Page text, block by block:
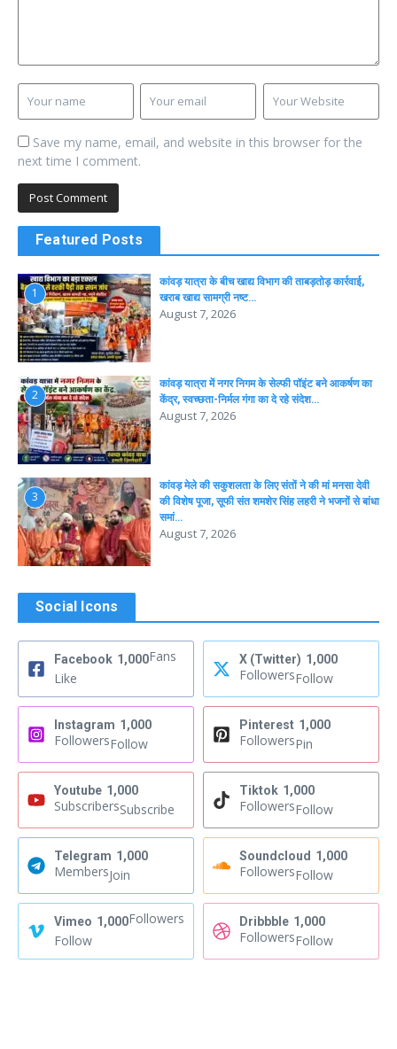
Save my name, email, and website in this browser for the
next time I comment.
Featured Posts
1
कांवड़ यात्रा के बीच खाद्य विभाग की ताबड़तोड़ कार्रवाई,
खराब खाद्य सामग्री नष्ट…
August 7, 2026
2
कांवड़ यात्रा में नगर निगम के सेल्फी पॉइंट बने आकर्षण का
केंद्र, स्वच्छता-निर्मल गंगा का दे रहे संदेश…
August 7, 2026
3
कांवड़ मेले की सकुशलता के लिए संतों ने की मां मनसा देवी
की विशेष पूजा, सूफी संत शमशेर सिंह लहरी ने भजनों से बांधा
समां…
August 7, 2026
Social Icons
Facebook 1,000Fans
Like
X (Twitter) 1,000
FollowersFollow
Instagram 1,000
FollowersFollow
Pinterest 1,000
FollowersPin
Youtube 1,000
SubscribersSubscribe
Tiktok 1,000
FollowersFollow
Telegram 1,000
MembersJoin
Soundcloud 1,000
FollowersFollow
Vimeo 1,000Followers
Follow
Dribbble 1,000
FollowersFollow